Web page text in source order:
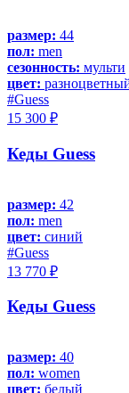
размер: 44
пол: men
сезонность: мульти
цвет:
#Guess
15 300 ₽
Кеды Guess
размер: 42
пол: men
цвет: синий
#Guess
13 770 ₽
Кеды Guess
размер: 40
пол: women
цвет: белый